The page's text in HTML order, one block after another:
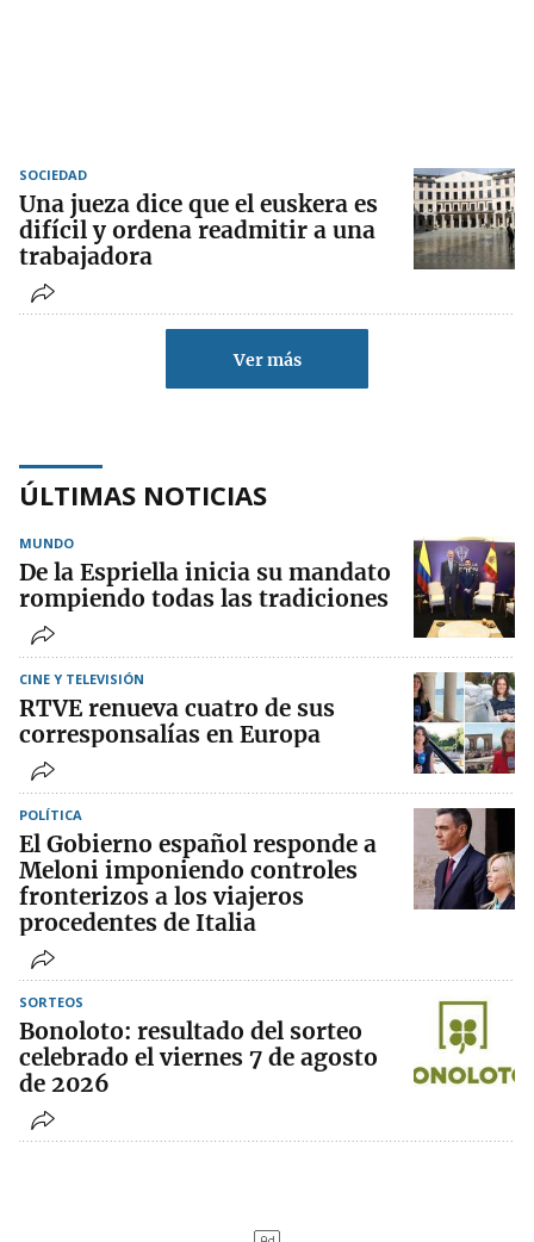
SOCIEDAD
Una jueza dice que el euskera es
difícil y ordena readmitir a una
trabajadora
Ver más
ÚLTIMAS NOTICIAS
MUNDO
De la Espriella inicia su mandato
rompiendo todas las tradiciones
CINE Y TELEVISIÓN
RTVE renueva cuatro de sus
corresponsalías en Europa
POLÍTICA
El Gobierno español responde a
Meloni imponiendo controles
fronterizos a los viajeros
procedentes de Italia
SORTEOS
Bonoloto: resultado del sorteo
celebrado el viernes 7 de agosto
de 2026